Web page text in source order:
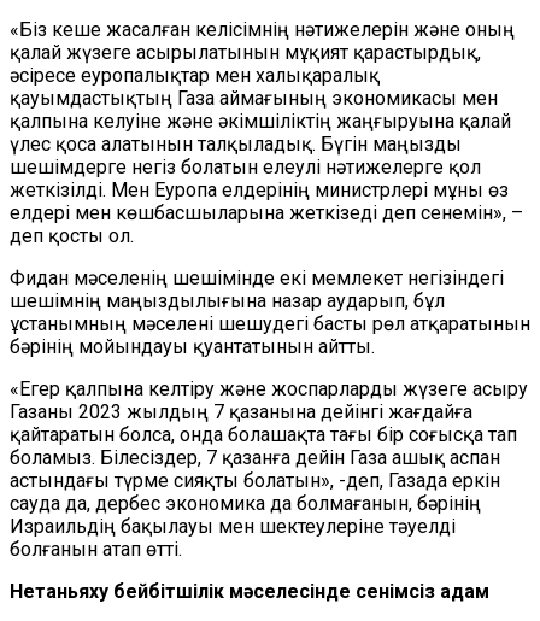
«Біз кеше жасалған келісімнің нәтижелерін және оның
қалай жүзеге асырылатынын мұқият қарастырдық,
әсіресе еуропалықтар мен халықаралық
қауымдастықтың Газа аймағының экономикасы мен
қалпына келуіне және әкімшіліктің жаңғыруына қалай
үлес қоса алатынын талқыладық. Бүгін маңызды
шешімдерге негіз болатын елеулі нәтижелерге қол
жеткізілді. Мен Еуропа елдерінің министрлері мұны өз
елдері мен көшбасшыларына жеткізеді деп сенемін», –
деп қосты ол.
Фидан мәселенің шешімінде екі мемлекет негізіндегі
шешімнің маңыздылығына назар аударып, бұл
ұстанымның мәселені шешудегі басты рөл атқаратынын
бәрінің мойындауы қуантатынын айтты.
«Егер қалпына келтіру және жоспарларды жүзеге асыру
Газаны 2023 жылдың 7 қазанына дейінгі жағдайға
қайтаратын болса, онда болашақта тағы бір соғысқа тап
боламыз. Білесіздер, 7 қазанға дейін Газа ашық аспан
астындағы түрме сияқты болатын», -деп, Газада еркін
сауда да, дербес экономика да болмағанын, бәрінің
Израильдің бақылауы мен шектеулеріне тәуелді
болғанын атап өтті.
Нетаньяху бейбітшілік мәселесінде сенімсіз адам